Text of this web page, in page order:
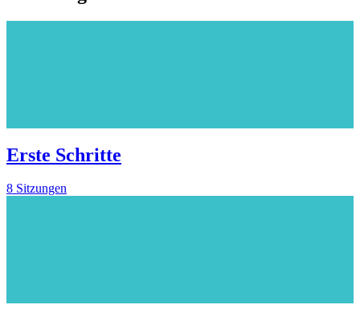
Erste Schritte
8 Sitzungen